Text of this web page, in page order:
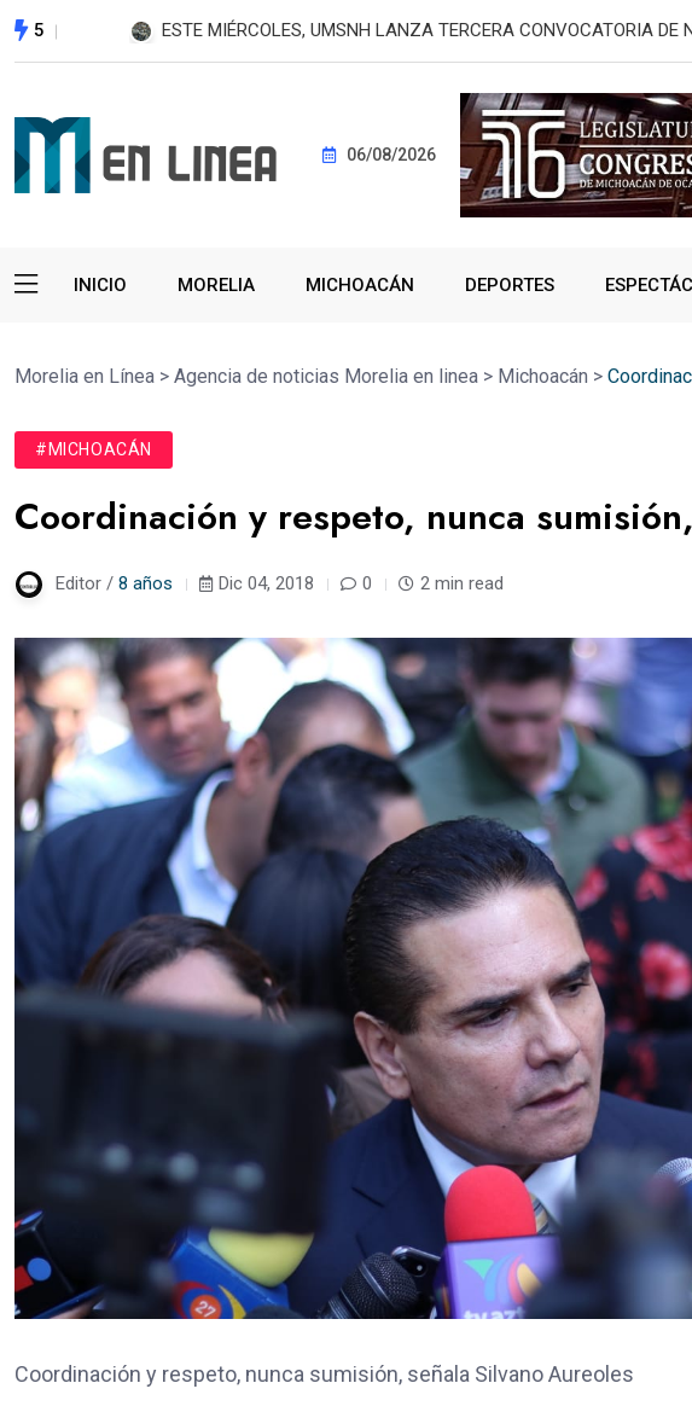
5 ¿Te llaman de otro estado? Estas ladas son más usadas
06/08/2026
INICIO MORELIA MICHOACÁN DEPORTES
Morelia en Línea > Agencia de noticias Morelia en linea > Michoacán >
#MICHOACÁN
Coordinación y respeto, nunca
Editor / 8 años Dic 04, 2018 0 2 min read
Coordinación y respeto, nunca sumisión, señala Silvano Aureoles